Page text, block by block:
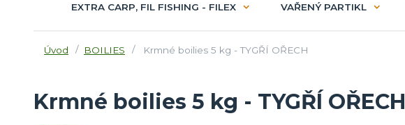
EXTRA CARP, FIL FISHING - FILEX VAŘENÝ PARTIKL
Úvod BOILIES Krmné boilies 5 kg - TYGŘÍ OŘECH
Krmné boilies 5 kg - TYGŘÍ OŘECH